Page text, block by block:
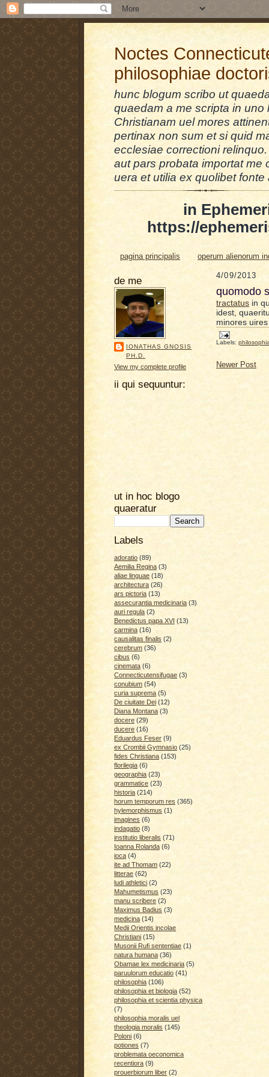
Noctes
philosophiae
hunc blogum scribo ut
quaedam a me scripta in
Christianam uel mores
pertinax non sum et si quid
ecclesiae correctioni
aut pars probata importat me
uera et utilia ex quolibet fonte
in
https://
pagina principalis operum alienorum
de me
IONATHAS GNOSIS
PH.D.
View my complete profile
ii qui sequuntur:
ut in hoc blogo
quaeratur
Labels
adoratio (89)
Aemilia Regina (3)
aliae linguae (18)
architectura (26)
ars pictoria (13)
assecurantia medicinaria (3)
auri regula (2)
Benedictus papa XVI (13)
carmina (16)
causalitas finalis (2)
cerebrum (36)
cibus (6)
cinemata (6)
Connecticutensifugae (3)
conubium (54)
curia suprema (5)
De ciuitate Dei (12)
Diana Montana (3)
docere (29)
ducere (16)
Eduardus Feser (9)
ex Crombii Gymnasio (25)
fides Christiana (153)
florilegia (6)
geographia (23)
grammatice (23)
historia (214)
horum temporum res (365)
hylemorphismus (1)
imagines (6)
indagatio (8)
institutio liberalis (71)
Ioanna Rolanda (6)
ioca (4)
ite ad Thomam (22)
litterae (62)
ludi athletici (2)
Mahumetismus (23)
manu scribere (2)
Maximus Badius (3)
medicina (14)
Medii Orientis incolae
Christiani (15)
Musonii Rufi sententiae (1)
natura humana (36)
Obamae lex medicinaria (5)
paruulorum educatio (41)
philosophia (106)
philosophia et biologia (52)
philosophia et scientia physica
(7)
philosophia moralis uel
theologia moralis (145)
Poloni (6)
potiones (7)
problemata oeconomica
recentiora (9)
prouerbiorum liber (2)
4/09/2013
quomodo
tractatus in
idest,
minores
Labels:
Newer Post